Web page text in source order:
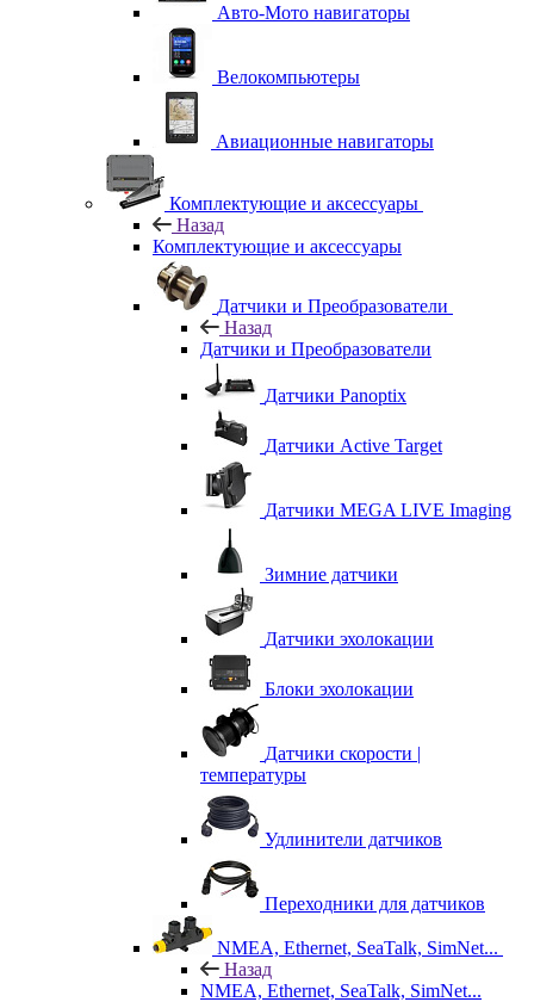
Авто-Мото навигаторы
Велокомпьютеры
Авиационные навигаторы
Комплектующие и аксессуары
Назад
Комплектующие и аксессуары
Датчики и Преобразователи
Назад
Датчики и Преобразователи
Датчики Panoptix
Датчики Active Target
Датчики MEGA LIVE Imaging
Зимние датчики
Датчики эхолокации
Блоки эхолокации
Датчики скорости |
температуры
Удлинители датчиков
Переходники для датчиков
NMEA, Ethernet, SeaTalk, SimNet...
Назад
NMEA, Ethernet, SeaTalk, SimNet...